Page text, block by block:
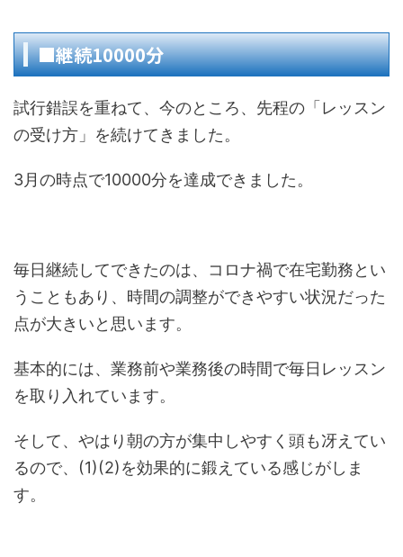
■継続10000分
試行錯誤を重ねて、今のところ、先程の「レッスン
の受け方」を続けてきました。
3月の時点で10000分を達成できました。
毎日継続してできたのは、コロナ禍で在宅勤務とい
うこともあり、時間の調整ができやすい状況だった
点が大きいと思います。
基本的には、業務前や業務後の時間で毎日レッスン
を取り入れています。
そして、やはり朝の方が集中しやすく頭も冴えてい
るので、(1)(2)を効果的に鍛えている感じがしま
す。